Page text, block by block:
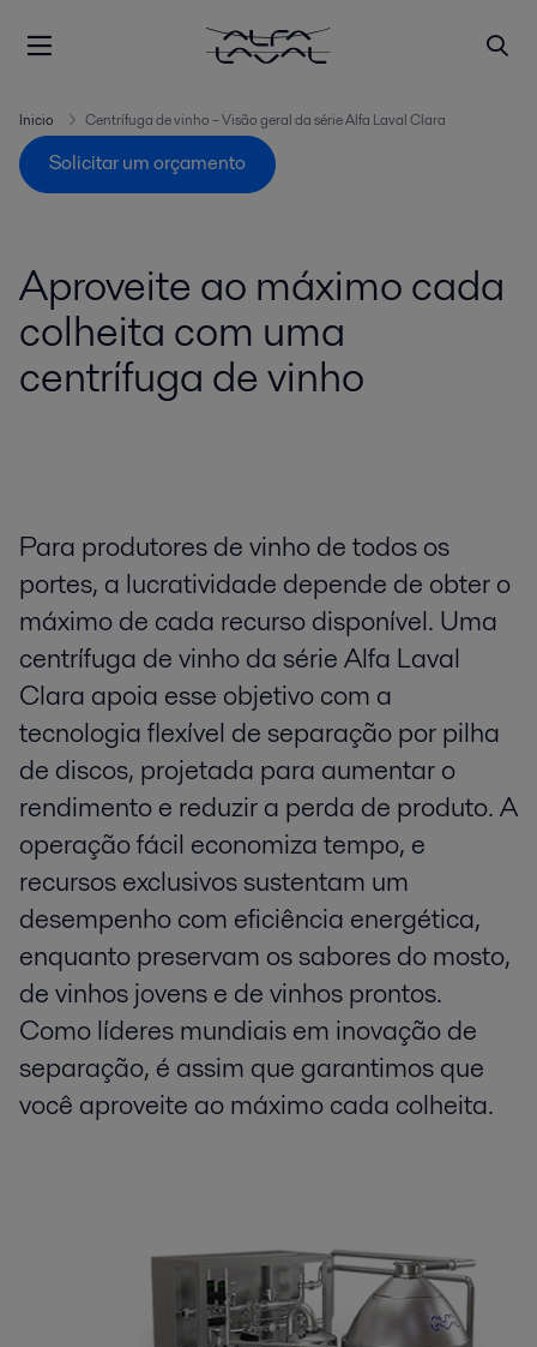
Inicio Centrífuga de vinho – Visão geral da série Alfa Laval Clara
Solicitar um orçamento
Aproveite ao máximo cada
colheita com uma
centrífuga de vinho
Para produtores de vinho de todos os
portes, a lucratividade depende de obter o
máximo de cada recurso disponível. Uma
centrífuga de vinho da série Alfa Laval
Clara apoia esse objetivo com a
tecnologia flexível de separação por pilha
de discos, projetada para aumentar o
rendimento e reduzir a perda de produto. A
operação fácil economiza tempo, e
recursos exclusivos sustentam um
desempenho com eficiência energética,
enquanto preservam os sabores do mosto,
de vinhos jovens e de vinhos prontos.
Como líderes mundiais em inovação de
separação, é assim que garantimos que
você aproveite ao máximo cada colheita.